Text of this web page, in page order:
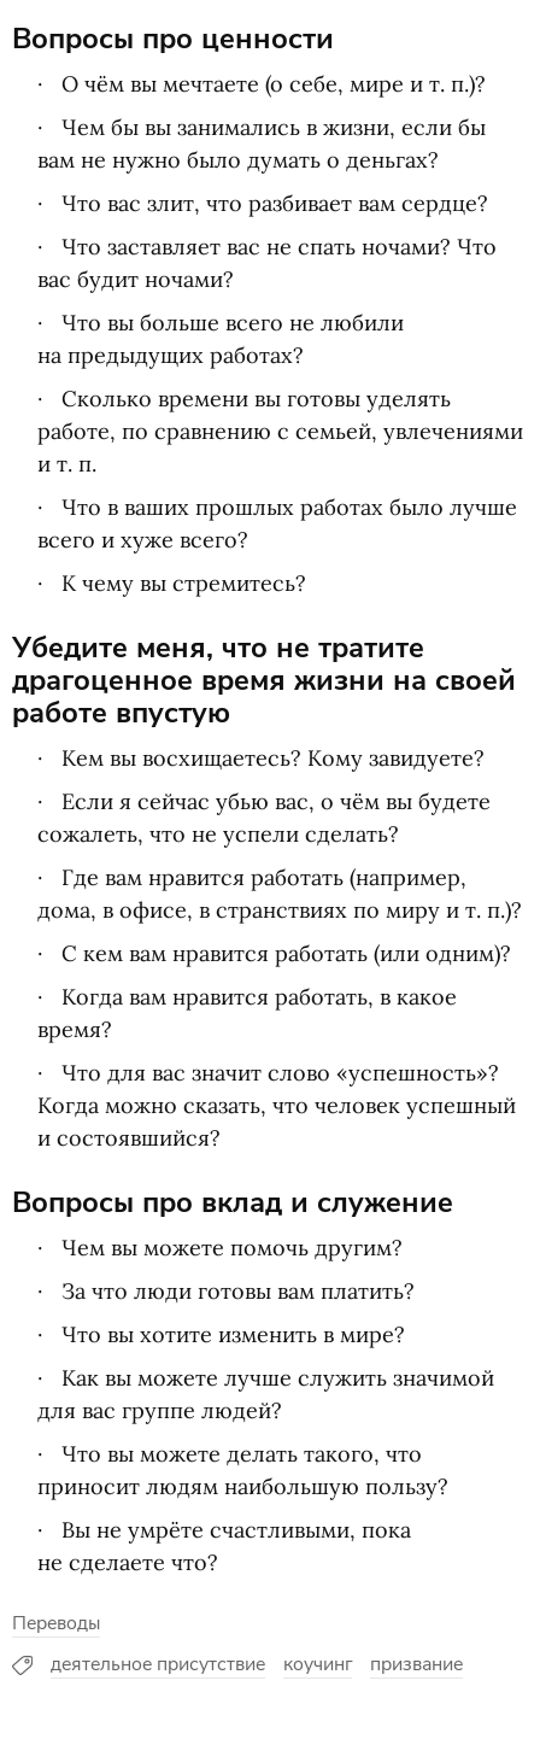
Вопросы про ценности
О чём вы мечтаете (о себе, мире и т. п.)?
Чем бы вы занимались в жизни, если бы
вам не нужно было думать о деньгах?
Что вас злит, что разбивает вам сердце?
Что заставляет вас не спать ночами? Что
вас будит ночами?
Что вы больше всего не любили
на предыдущих работах?
Сколько времени вы готовы уделять
работе, по сравнению с семьей, увлечениями
и т. п.
Что в ваших прошлых работах было лучше
всего и хуже всего?
К чему вы стремитесь?
Убедите меня, что не тратите
драгоценное время жизни на своей
работе впустую
Кем вы восхищаетесь? Кому завидуете?
Если я сейчас убью вас, о чём вы будете
сожалеть, что не успели сделать?
Где вам нравится работать (например,
дома, в офисе, в странствиях по миру и т. п.)?
С кем вам нравится работать (или одним)?
Когда вам нравится работать, в какое
время?
Что для вас значит слово «успешность»?
Когда можно сказать, что человек успешный
и состоявшийся?
Вопросы про вклад и служение
Чем вы можете помочь другим?
За что люди готовы вам платить?
Что вы хотите изменить в мире?
Как вы можете лучше служить значимой
для вас группе людей?
Что вы можете делать такого, что
приносит людям наибольшую пользу?
Вы не умрёте счастливыми, пока
не сделаете что?
Переводы
деятельное присутствие
коучинг призвание